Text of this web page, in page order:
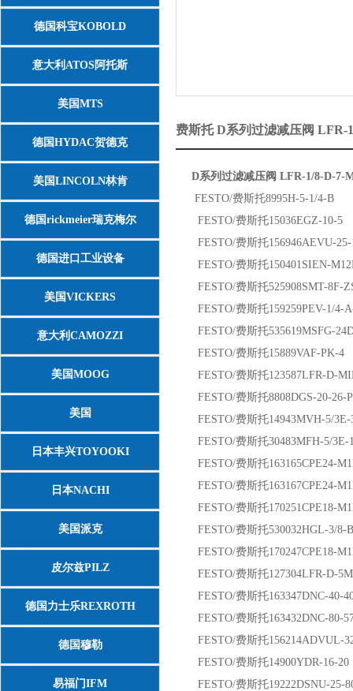
德国科宝KOBOLD
意大利ATOS阿托斯
美国MTS
德国HYDAC贺德克
美国LINCOLN林肯
德国rickmeier瑞克梅尔
德国进口工业设备
美国VICKERS
意大利CAMOZZI
美国MOOG
美国
ASCO/NUMATICS/JOUCOMATIC
日本丰兴TOYOOKI
日本NACHI
美国派克
皮尔兹PILZ
德国力士乐REXROTH
德国穆勒
易福门IFM
费斯托 D系列过滤减压阀
D系列过滤减压阀 LFR-1/8-D-7-
FESTO/费斯托8995H-5-1/4-B
FESTO/费斯托15036EGZ-10-5
FESTO/费斯托156946AEVU-25-
FESTO/费斯托150401SIEN-
FESTO/费斯托525908SMT-8F-
FESTO/费斯托159259PEV-1/4-
FESTO/费斯托535619MSFG-
FESTO/费斯托15889VAF-PK-4
FESTO/费斯托123587LFR-D-
FESTO/费斯托8808DGS-20-26-
FESTO/费斯托14943MVH-5/3E-
FESTO/费斯托30483MFH-5/3E-
FESTO/费斯托163165CPE24-
FESTO/费斯托163167CPE24-
FESTO/费斯托170251CPE18-
FESTO/费斯托530032HGL-3/8-B
FESTO/费斯托170247CPE18-
FESTO/费斯托127304LFR-D-
FESTO/费斯托163347DNC-40-
FESTO/费斯托163432DNC-80-
FESTO/费斯托156214ADVUL-
FESTO/费斯托14900YDR-16-20
FESTO/费斯托19222DSNU-25-